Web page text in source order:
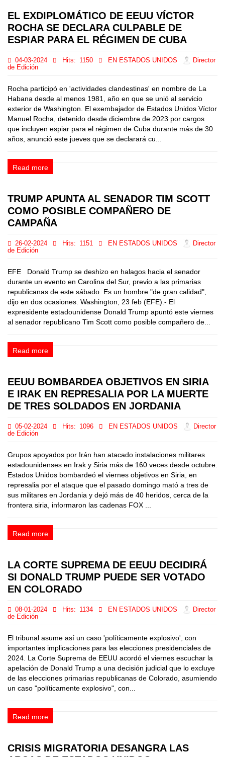
EL EXDIPLOMÁTICO DE EEUU VÍCTOR
ROCHA SE DECLARA CULPABLE DE
ESPIAR PARA EL RÉGIMEN DE CUBA
04-03-2024 Hits: 1150 EN ESTADOS UNIDOS
Director
de Edición
Rocha participó en 'actividades clandestinas' en nombre de La
Habana desde al menos 1981, año en que se unió al servicio
exterior de Washington. El exembajador de Estados Unidos Víctor
Manuel Rocha, detenido desde diciembre de 2023 por cargos
que incluyen espiar para el régimen de Cuba durante más de 30
años, anunció este jueves que se declarará cu...
Read more
TRUMP APUNTA AL SENADOR TIM SCOTT
COMO POSIBLE COMPAÑERO DE
CAMPAÑA
26-02-2024 Hits: 1151 EN ESTADOS UNIDOS
Director
de Edición
EFE Donald Trump se deshizo en halagos hacia el senador
durante un evento en Carolina del Sur, previo a las primarias
republicanas de este sábado. Es un hombre "de gran calidad",
dijo en dos ocasiones. Washington, 23 feb (EFE).- El
expresidente estadounidense Donald Trump apuntó este viernes
al senador republicano Tim Scott como posible compañero de...
Read more
EEUU BOMBARDEA OBJETIVOS EN SIRIA
E IRAK EN REPRESALIA POR LA MUERTE
DE TRES SOLDADOS EN JORDANIA
05-02-2024 Hits: 1096 EN ESTADOS UNIDOS
Director
de Edición
Grupos apoyados por Irán han atacado instalaciones militares
estadounidenses en Irak y Siria más de 160 veces desde octubre.
Estados Unidos bombardeó el viernes objetivos en Siria, en
represalia por el ataque que el pasado domingo mató a tres de
sus militares en Jordania y dejó más de 40 heridos, cerca de la
frontera siria, informaron las cadenas FOX ...
Read more
LA CORTE SUPREMA DE EEUU DECIDIRÁ
SI DONALD TRUMP PUEDE SER VOTADO
EN COLORADO
08-01-2024 Hits: 1134 EN ESTADOS UNIDOS
Director
de Edición
El tribunal asume así un caso 'políticamente explosivo', con
importantes implicaciones para las elecciones presidenciales de
2024. La Corte Suprema de EEUU acordó el viernes escuchar la
apelación de Donald Trump a una decisión judicial que lo excluye
de las elecciones primarias republicanas de Colorado, asumiendo
un caso "políticamente explosivo", con...
Read more
CRISIS MIGRATORIA DESANGRA LAS